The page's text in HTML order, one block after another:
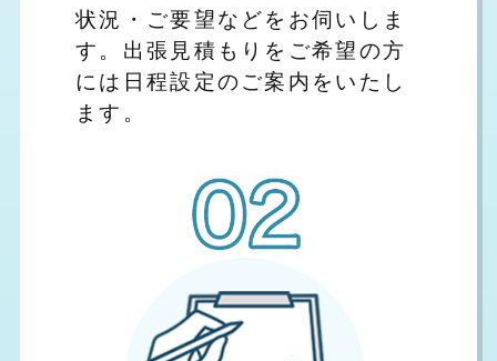
状況・ご要望などをお伺いしま
す。出張見積もりをご希望の方
には日程設定のご案内をいたし
ます。